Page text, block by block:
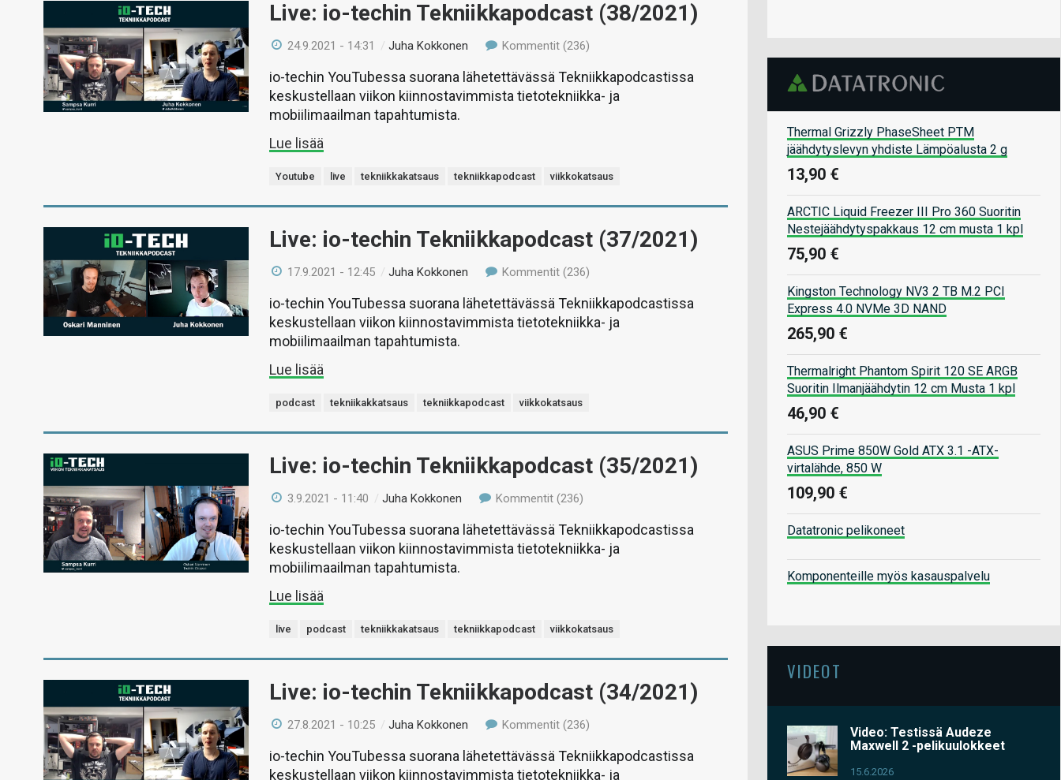
Live: io-techin Tekniikkapodcast (38/2021)
24.9.2021 - 14:31 /Juha Kokkonen Kommentit (236)
io-techin YouTubessa suorana lähetettävässä Tekniikkapodcastissa
keskustellaan viikon kiinnostavimmista tietotekniikka- ja
mobiilimaailman tapahtumista.
Lue lisää
Youtube live tekniikkakatsaus tekniikkapodcast viikkokatsaus
Live: io-techin Tekniikkapodcast (37/2021)
17.9.2021 - 12:45 /Juha Kokkonen Kommentit (236)
io-techin YouTubessa suorana lähetettävässä Tekniikkapodcastissa
keskustellaan viikon kiinnostavimmista tietotekniikka- ja
mobiilimaailman tapahtumista.
Lue lisää
podcast tekniikakkatsaus tekniikkapodcast viikkokatsaus
Live: io-techin Tekniikkapodcast (35/2021)
3.9.2021 - 11:40 /Juha Kokkonen Kommentit (236)
io-techin YouTubessa suorana lähetettävässä Tekniikkapodcastissa
keskustellaan viikon kiinnostavimmista tietotekniikka- ja
mobiilimaailman tapahtumista.
Lue lisää
live podcast tekniikkakatsaus tekniikkapodcast viikkokatsaus
Live: io-techin Tekniikkapodcast (34/2021)
27.8.2021 - 10:25 /Juha Kokkonen Kommentit (236)
io-techin YouTubessa suorana lähetettävässä Tekniikkapodcastissa
keskustellaan viikon kiinnostavimmista tietotekniikka- ja
Thermal Grizzly PhaseSheet PTM
jäähdytyslevyn yhdiste Lämpöalusta 2 g
13,90 €
ARCTIC Liquid Freezer III Pro 360 Suoritin
Nestejäähdytyspakkaus 12 cm musta 1 kpl
75,90 €
Kingston Technology NV3 2 TB M.2 PCI
Express 4.0 NVMe 3D NAND
265,90 €
Thermalright Phantom Spirit 120 SE ARGB
Suoritin Ilmanjäähdytin 12 cm Musta 1 kpl
46,90 €
ASUS Prime 850W Gold ATX 3.1 -ATX-
virtalähde, 850 W
109,90 €
Datatronic pelikoneet
Komponenteille myös kasauspalvelu
VIDEOT
Video: Testissä Audeze
Maxwell 2 -pelikuulokkeet
15.6.2026